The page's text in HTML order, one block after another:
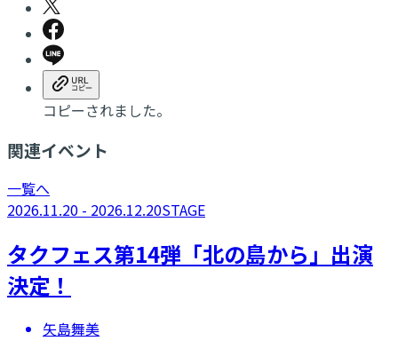
コピーされました。
関連イベント
一覧へ
2026.11.20 - 2026.12.20STAGE
タクフェス第14弾「北の島から」出演
決定！
矢島舞美